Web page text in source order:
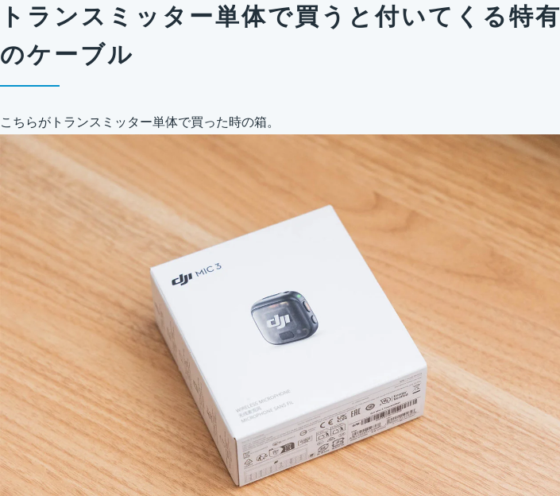
トランスミッター単体で買うと付いてくる特有
のケーブル
こちらがトランスミッター単体で買った時の箱。